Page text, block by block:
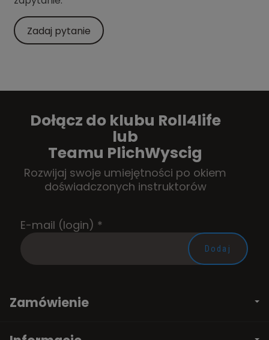
Zadaj pytanie
Dołącz do klubu Roll4life
lub
Teamu PlichWyscig
Rozwijaj swoje umiejętności po okiem
doświadczonych instruktorów
E-mail (login) *
Zamówienie